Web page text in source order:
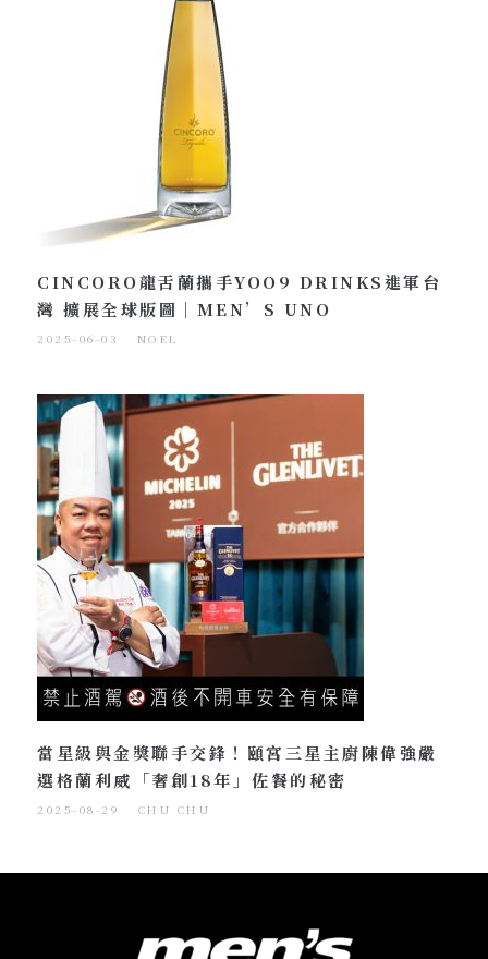
CINCORO龍舌蘭攜手YOO9 DRINKS進軍台
灣 擴展全球版圖｜MEN’S UNO
2025-06-03 NOEL
當星級與金獎聯手交鋒！頤宮三星主廚陳偉強嚴
選格蘭利威「奢創18年」佐餐的秘密
2025-08-29 CHU CHU